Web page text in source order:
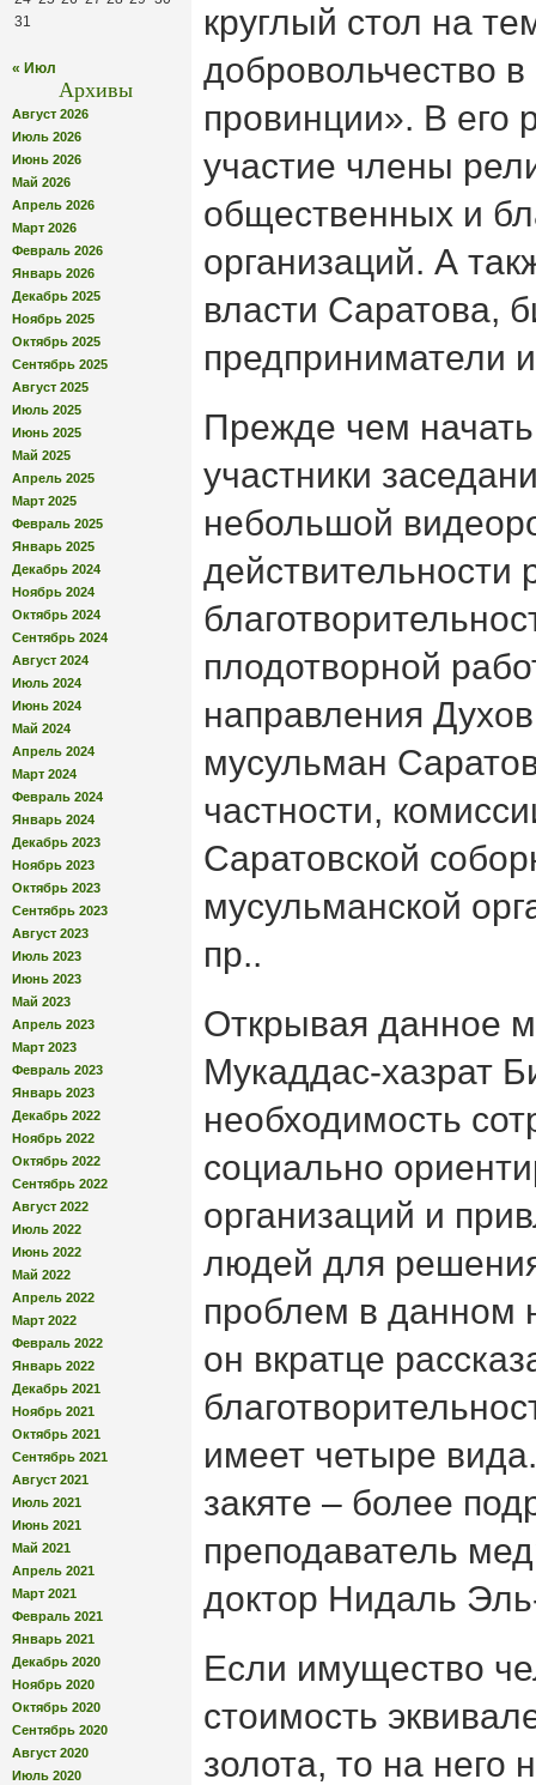
31
« Июл
Архивы
Август 2026
Июль 2026
Июнь 2026
Май 2026
Апрель 2026
Март 2026
Февраль 2026
Январь 2026
Декабрь 2025
Ноябрь 2025
Октябрь 2025
Сентябрь 2025
Август 2025
Июль 2025
Июнь 2025
Май 2025
Апрель 2025
Март 2025
Февраль 2025
Январь 2025
Декабрь 2024
Ноябрь 2024
Октябрь 2024
Сентябрь 2024
Август 2024
Июль 2024
Июнь 2024
Май 2024
Апрель 2024
Март 2024
Февраль 2024
Январь 2024
Декабрь 2023
Ноябрь 2023
Октябрь 2023
Сентябрь 2023
Август 2023
Июль 2023
Июнь 2023
Май 2023
Апрель 2023
Март 2023
Февраль 2023
Январь 2023
Декабрь 2022
Ноябрь 2022
Октябрь 2022
Сентябрь 2022
Август 2022
Июль 2022
Июнь 2022
Май 2022
Апрель 2022
Март 2022
Февраль 2022
Январь 2022
Декабрь 2021
Ноябрь 2021
Октябрь 2021
Сентябрь 2021
Август 2021
Июль 2021
Июнь 2021
Май 2021
Апрель 2021
Март 2021
Февраль 2021
Январь 2021
Декабрь 2020
Ноябрь 2020
Октябрь 2020
Сентябрь 2020
Август 2020
Июль 2020
круглый стол на
добровольчество
провинции». В его
участие члены
общественных и
организаций. А
власти Саратова,
предприниматели
Прежде чем
участники
небольшой
действительности
плодотворной
направления
мусульман
частности,
Саратовской
мусульманской
пр..
Открывая данное
Мукаддас-хазрат
необходимость
социально
организаций и
людей для
проблем в данном
он вкратце
имеет четыре
закяте – более
преподаватель
доктор Нидаль
Если имущество
стоимость
золота, то на него